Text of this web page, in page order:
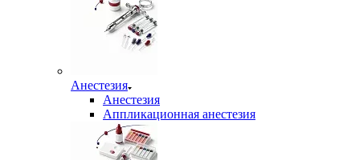
Анестезия
Анестезия
Аппликационная анестезия